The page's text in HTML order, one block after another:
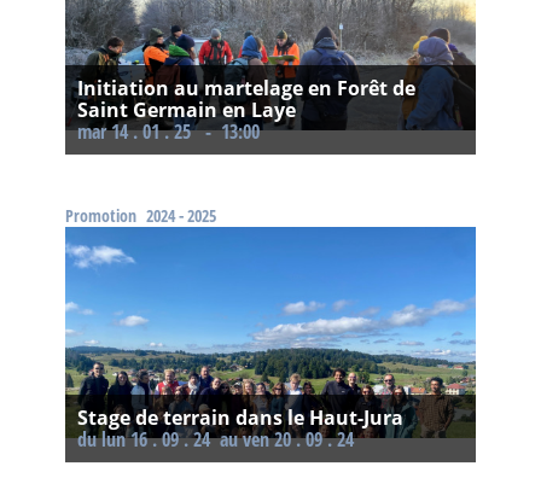
Initiation au martelage en Forêt de
Saint Germain en Laye
mar 14 . 01 . 25 - 13:00
Promotion 2024 - 2025
Stage de terrain dans le Haut-Jura
Du lun 16 . 09 . 24
au ven 20 . 09 . 24